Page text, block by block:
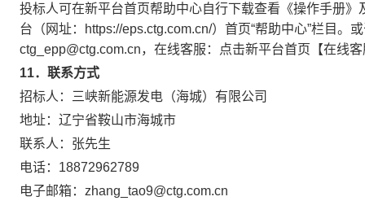
投标人可在新平台首页帮助中心自行下载查看《操作手册
台（网址：https://eps.ctg.com.cn/）首页“帮助中心”栏目
ctg_epp@ctg.com.cn，在线客服：点击新平台首页【在线
11．联系方式
招标人：三峡新能源发电（海城）有限公司
地址：辽宁省鞍山市海城市
联系人：张先生
电话：18872962789
电子邮箱：zhang_tao9@ctg.com.cn